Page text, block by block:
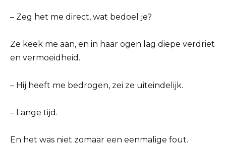
– Zeg het me direct, wat bedoel je?
Ze keek me aan, en in haar ogen lag diepe verdriet
en vermoeidheid.
– Hij heeft me bedrogen, zei ze uiteindelijk.
– Lange tijd.
En het was niet zomaar een eenmalige fout.